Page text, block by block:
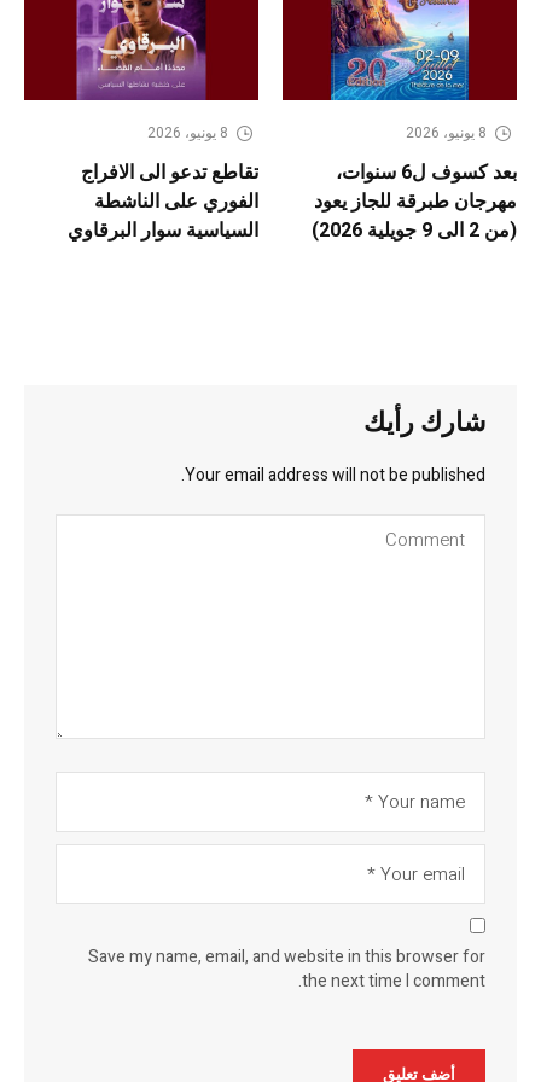
8 يونيو، 2026
بعد كسوف ل6 سنوات،
مهرجان طبرقة للجاز يعود
(من 2 الى 9 جويلية 2026)
8 يونيو، 2026
تقاطع تدعو الى الافراج
الفوري على الناشطة
السياسية سوار البرقاوي
شارك رأيك
Your email address will not be published.
Save my name, email, and website in this browser for
the next time I comment.